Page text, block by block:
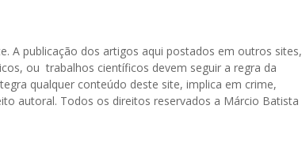
A publicação dos artigos aqui postados em outros sites,
ou trabalhos científicos devem seguir a regra da
qualquer conteúdo deste site, implica em crime,
autoral. Todos os direitos reservados a Márcio Batista